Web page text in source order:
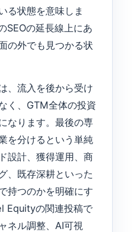
る状態を意味しま
SEOの延長線上にあ
の外でも見つかる状
、流入を後から受け
く、GTM全体の投資
なります。最後の専
を分けるという単純
設計、獲得運用、商
、既存深耕といった
持つのかを明確にす
Equityの関連投稿で
ネル調整、AI可視